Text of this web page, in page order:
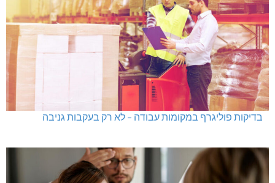
בדיקות פוליגרף במקומות עבודה – לא רק בעקבות גניבה